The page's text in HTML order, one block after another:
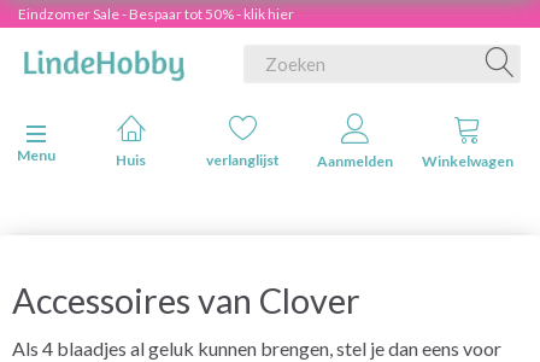
Eindzomer Sale - Bespaar tot 50% - klik hier
Navigatie in-/uitschakelen
Menu
Huis verlanglijst Aanmelden Winkelwagen
Accessoires van Clover
Als 4 blaadjes al geluk kunnen brengen, stel je dan eens voor